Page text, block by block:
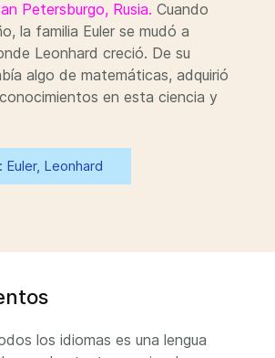
Petersburgo, Rusia. Cuando
la familia Euler se mudó a
Leonhard creció. De su
algo de matemáticas, adquirió
en esta ciencia y
Euler, Leonhard
los idiomas es una lengua